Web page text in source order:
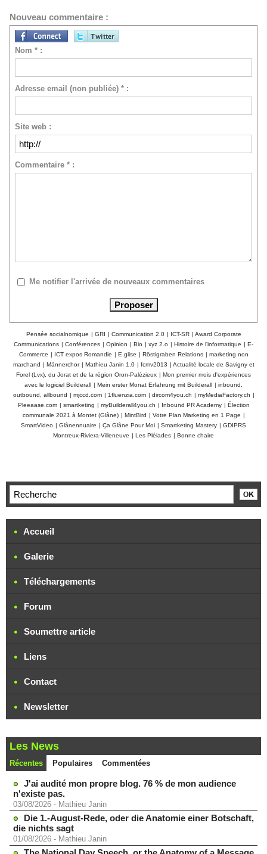
Nouveau commentaire :
Nom * :
Adresse email (non publiée) * :
Site web :
Commentaire * :
Me notifier l'arrivée de nouveaux commentaires
Pensée socialnomique | GRI | Communication 2.0 | ICT-SR | Award Corporate
Communications | Conférences | Opinion | Bio | xyz 2.o | Histoire de l'informatique | E-
Commerce | ICT expos Romandie | E.glise | Röstigraben Relations | marketing non
marchand | Männerchor | Mathieu Janin 1.0 | fcmv2013 | Actualité locale de Savigny et
Forel (Lvx), du Jorat et de la région Oron-Palézieux | Mon premier mois d'expériences
avec le logiciel Builderall | Mein erster Monat Erfahrung mit Builderall | inbound,
outbound, allbound | mjccd.com | 1fluenzia.com | dircom4you.ch | myMediaFactory.ch |
Pleeaase.com | smartketing | myBuilderall4you.ch | Inbound PR Academy | Élection
communale 2021 à Montet (Glâne) | MintBird | Votre Plan Marketing en 1 Page |
SmartVideo | Glânennuaire | Ça Glâne Pour Moi | Smartketing Mastery | GDIPRS
Montreux-Riviera-Villeneuve | Les Pléiades | Bonne chaire
Accueil
Galerie
Téléchargements
Forum
Soumettre article
Liens
Contact
Newsletter
Les News
Récentes Populaires Commentées
J'ai audité mon propre blog. 76 % de mon audience
n'existe pas.
03/08/2026 - Mathieu Janin
Die 1.-August-Rede, oder die Anatomie einer Botschaft,
die nichts sagt
01/08/2026 - Mathieu Janin